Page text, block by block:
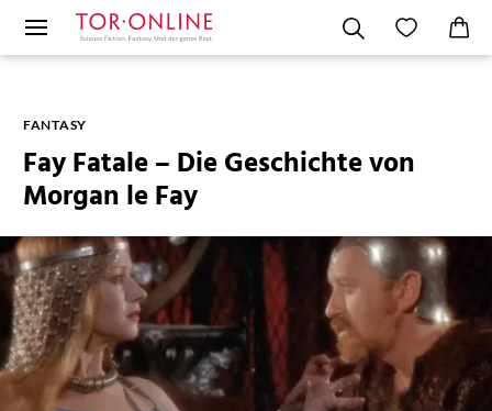
FANTASY
Fay Fatale – Die Geschichte von
Morgan le Fay